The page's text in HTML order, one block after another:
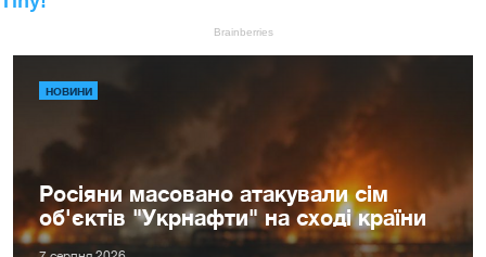
НОВИНИ
Росіяни масовано атакували сім
об'єктів "Укрнафти" на сході країни